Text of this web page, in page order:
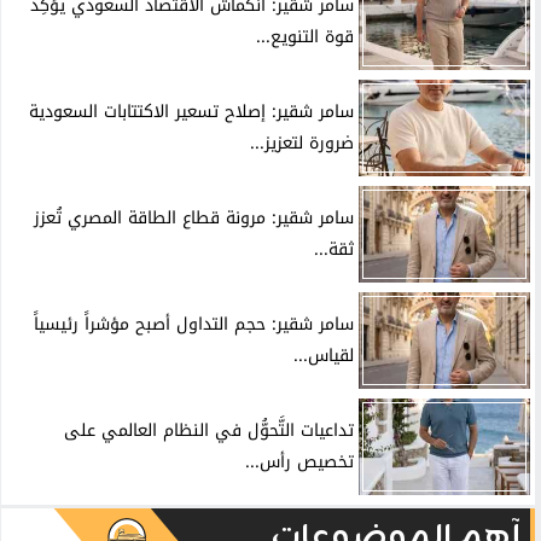
قوة التنويع...
سامر شقير: إصلاح تسعير الاكتتابات السعودية
ضرورة لتعزيز...
سامر شقير: مرونة قطاع الطاقة المصري تُعزز
ثقة...
سامر شقير: حجم التداول أصبح مؤشراً رئيسياً
لقياس...
تداعيات التَّحوُّل في النظام العالمي على
تخصيص رأس...